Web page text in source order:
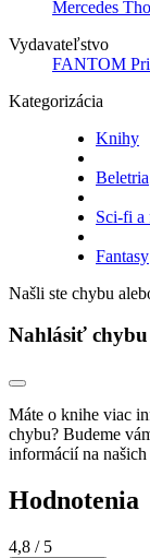
Mercedes
Vydavateľstvo
FANTOM
Kategorizácia
Knihy
Beletria
Sci-fi a
Fantasy
Našli ste chybu
Nahlásiť
Máte o knihe viac
chybu? Budeme
informácií na našich
Hodnotenia
4,8 / 5